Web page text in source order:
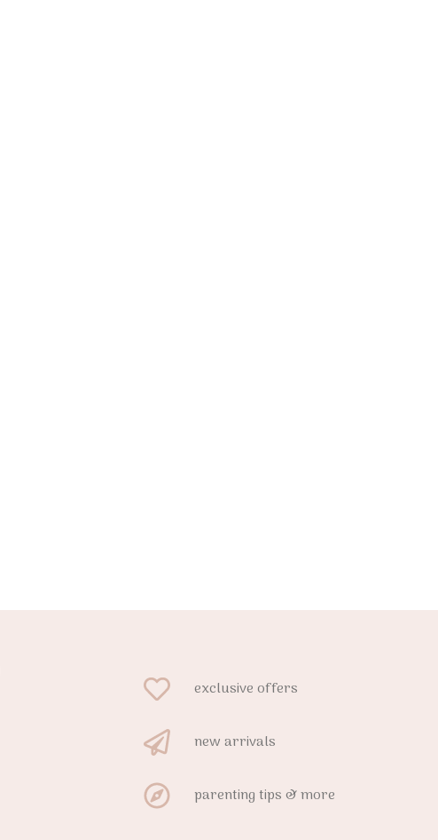
exclusive offers
new arrivals
parenting tips & more